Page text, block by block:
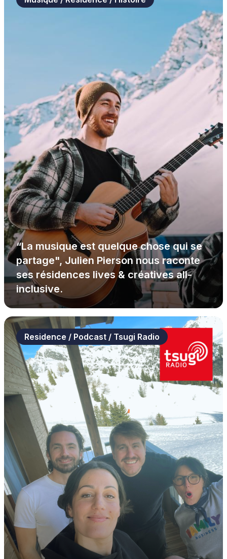
“La musique est quelque chose qui se
partage", Julien Pierson nous raconte
ses résidences lives & créatives all-
inclusive.
Residence / Podcast / Tsugi Radio